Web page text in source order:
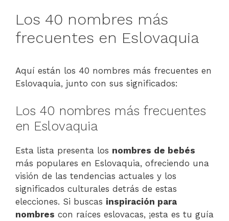
Los 40 nombres más
frecuentes en Eslovaquia
Aquí están los 40 nombres más frecuentes en
Eslovaquia, junto con sus significados:
Los 40 nombres más frecuentes
en Eslovaquia
Esta lista presenta los nombres de bebés
más populares en Eslovaquia, ofreciendo una
visión de las tendencias actuales y los
significados culturales detrás de estas
elecciones. Si buscas inspiración para
nombres con raíces eslovacas, ¡esta es tu guía